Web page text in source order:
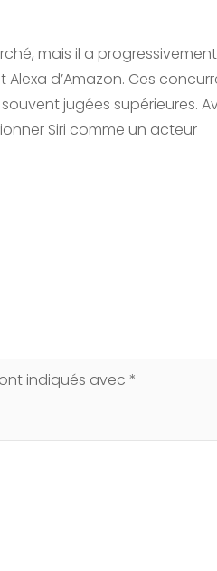
mais il a
d’Amazon. Ces
jugées supérieures.
Siri comme un acteur
indiqués avec *